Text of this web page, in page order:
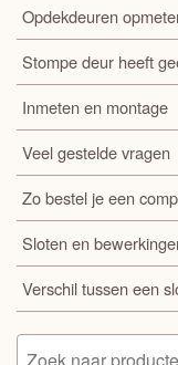
Opdekdeuren
Stompe deur heeft
Inmeten en montage
Veel gestelde vragen
Zo bestel je een
Sloten en
Verschil tussen een